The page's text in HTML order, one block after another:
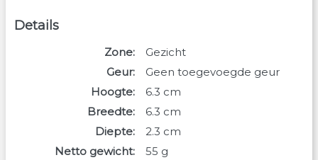
Details
Zone
Gezicht
Geur
Geen toegevoegde geur
Hoogte
6.3 cm
Breedte
6.3 cm
Diepte
2.3 cm
Netto gewicht
55 g